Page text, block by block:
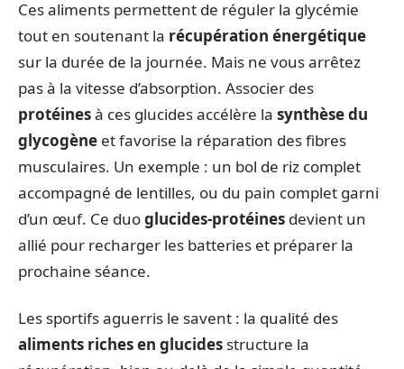
Ces aliments permettent de réguler la glycémie
tout en soutenant la récupération énergétique
sur la durée de la journée. Mais ne vous arrêtez
pas à la vitesse d’absorption. Associer des
protéinesà ces glucides accélère la synthèse du
glycogène et favorise la réparation des fibres
musculaires. Un exemple : un bol de riz complet
accompagné de lentilles, ou du pain complet garni
d’un œuf. Ce duoglucides-protéines devient un
allié pour recharger les batteries et préparer la
prochaine séance.
Les sportifs aguerris le savent : la qualité des
aliments riches en glucides structure la